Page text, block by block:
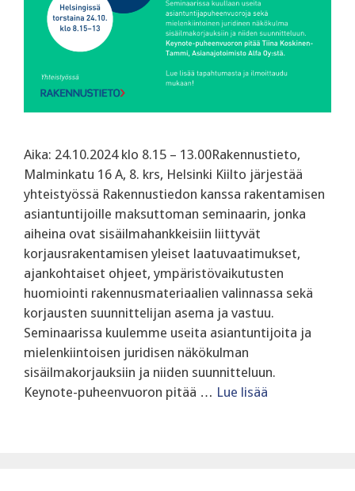
Aika: 24.10.2024 klo 8.15 – 13.00Rakennustieto,
Malminkatu 16 A, 8. krs, Helsinki Kiilto järjestää
yhteistyössä Rakennustiedon kanssa rakentamisen
asiantuntijoille maksuttoman seminaarin, jonka
aiheina ovat sisäilmahankkeisiin liittyvät
korjausrakentamisen yleiset laatuvaatimukset,
ajankohtaiset ohjeet, ympäristövaikutusten
huomiointi rakennusmateriaalien valinnassa sekä
korjausten suunnittelijan asema ja vastuu.
‍Seminaarissa kuulemme useita asiantuntijoita ja
mielenkiintoisen juridisen näkökulman
sisäilmakorjauksiin ja niiden suunnitteluun.
Keynote-puheenvuoron pitää … Lue lisää